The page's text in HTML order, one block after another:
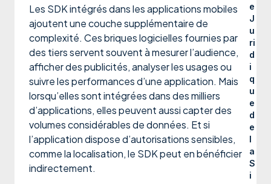
Les SDK intégrés dans les applications mobiles
ajoutent une couche supplémentaire de
complexité. Ces briques logicielles fournies par
des tiers servent souvent à mesurer l’audience,
afficher des publicités, analyser les usages ou
suivre les performances d’une application. Mais
lorsqu’elles sont intégrées dans des milliers
d’applications, elles peuvent aussi capter des
volumes considérables de données. Et si
l’application dispose d’autorisations sensibles,
comme la localisation, le SDK peut en bénéficier
indirectement.
e
J
u
ri
d
i
q
u
e
d
e
l
a
S
i